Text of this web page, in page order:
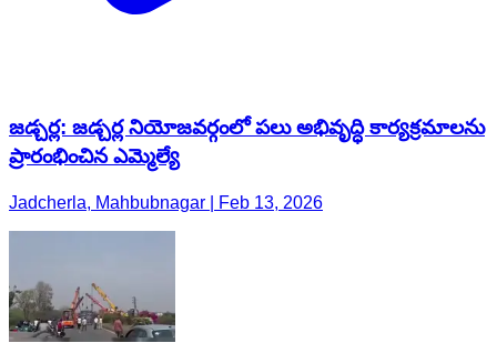
జడ్చర్ల: జడ్చర్ల నియోజవర్గంలో పలు అభివృద్ధి కార్యక్రమాలను
ప్రారంభించిన ఎమ్మెల్యే
Jadcherla, Mahbubnagar | Feb 13, 2026